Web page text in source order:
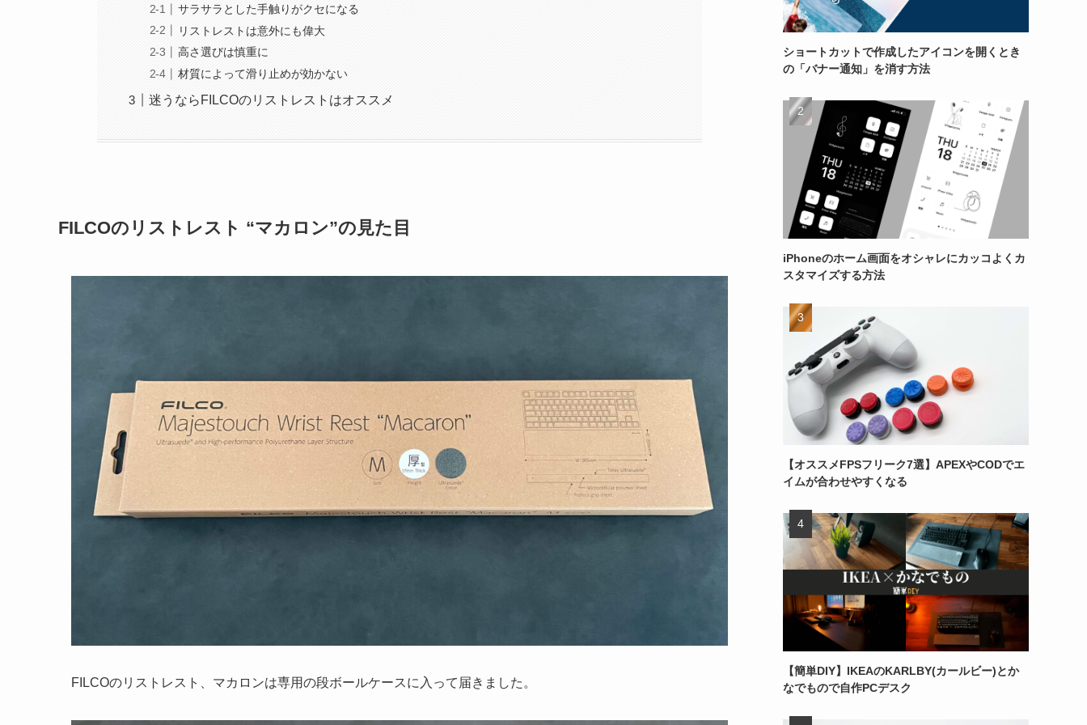
サラサラとした手触りがクセになる
リストレストは意外にも偉大
高さ選びは慎重に
材質によって滑り止めが効かない
迷うならFILCOのリストレストはオススメ
FILCOのリストレスト “マカロン”の見た目
FILCOのリストレスト、マカロンは専用の段ボールケースに入って届きました。
ショートカットで作成したアイコンを開くとき
の「バナー通知」を消す方法
iPhoneのホーム画面をオシャレにカッコよくカ
スタマイズする方法
【オススメFPSフリーク7選】APEXやCODでエ
イムが合わせやすくなる
【簡単DIY】IKEAのKARLBY(カールビー)とか
なでもので自作PCデスク